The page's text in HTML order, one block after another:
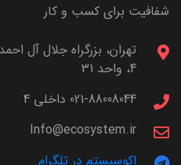
شفافیت برای کسب و کار
4، واحد 31
021-88008044 داخلی 4
Info@ecosystem.ir
اکوسیستم در تلگرام